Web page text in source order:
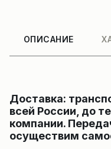
ОПИСАНИЕ
Доставка:
всей России, до
компании.
осуществим